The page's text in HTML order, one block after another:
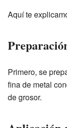
Aquí te
Primero, se
fina de metal
de grosor.